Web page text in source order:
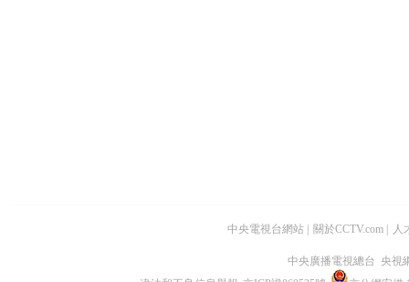
中央電視台網站 關於CCTV.com 人
中央廣播電視總台 央視